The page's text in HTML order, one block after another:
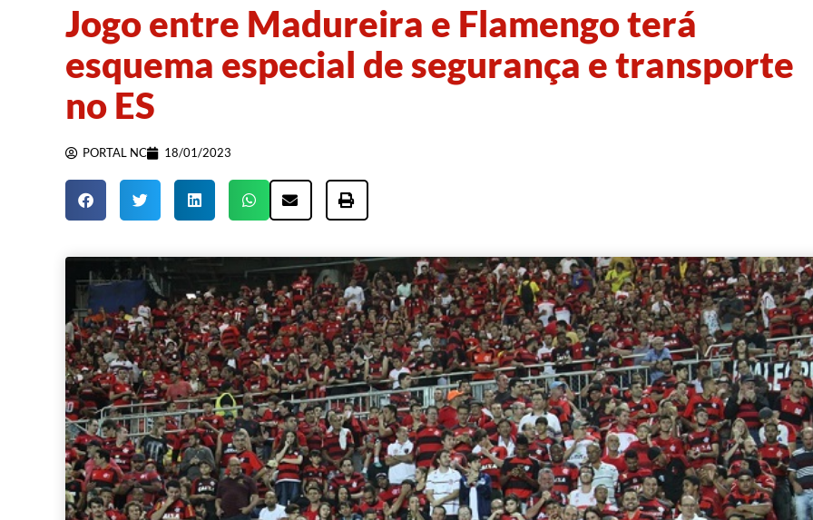
Jogo entre Madureira e Flamengo terá
esquema especial de segurança e transporte
no ES
PORTAL NC 18/01/2023